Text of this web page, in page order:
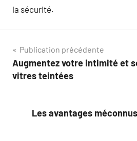
la sécurité.
Navigation
de
Publication précédente
Augmentez votre intimité et
vitres teintées
Les avantages